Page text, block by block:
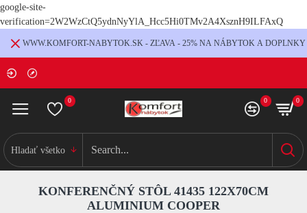
google-site-
verification=2W2WzCtQ5ydnNyYlA_Hcc5Hi0TMv2A4XsznH9ILFAxQ
WWW.KOMFORT-NABYTOK.SK - ZĽAVA - 25% NA NÁBYTOK A DOPLNKY
0 0 0
Hladať všetko
KONFERENČNÝ STÔL 41435 122X70CM
ALUMINIUM COOPER